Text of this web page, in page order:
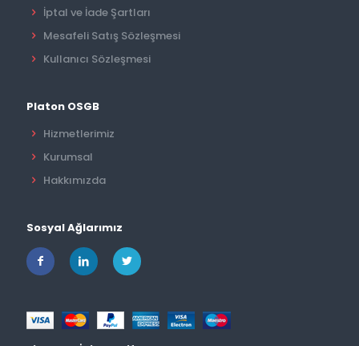
İptal ve İade Şartları
Mesafeli Satış Sözleşmesi
Kullanıcı Sözleşmesi
Platon OSGB
Hizmetlerimiz
Kurumsal
Hakkımızda
Sosyal Ağlarımız